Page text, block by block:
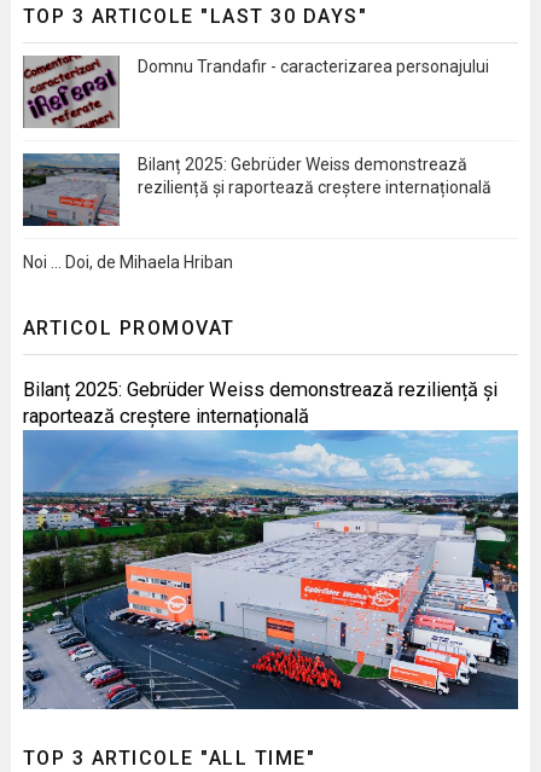
TOP 3 ARTICOLE "LAST 30 DAYS"
Domnu Trandafir - caracterizarea personajului
Bilanț 2025: Gebrüder Weiss demonstrează
reziliență și raportează creștere internațională
Noi … Doi, de Mihaela Hriban
ARTICOL PROMOVAT
Bilanț 2025: Gebrüder Weiss demonstrează reziliență și
raportează creștere internațională
TOP 3 ARTICOLE "ALL TIME"